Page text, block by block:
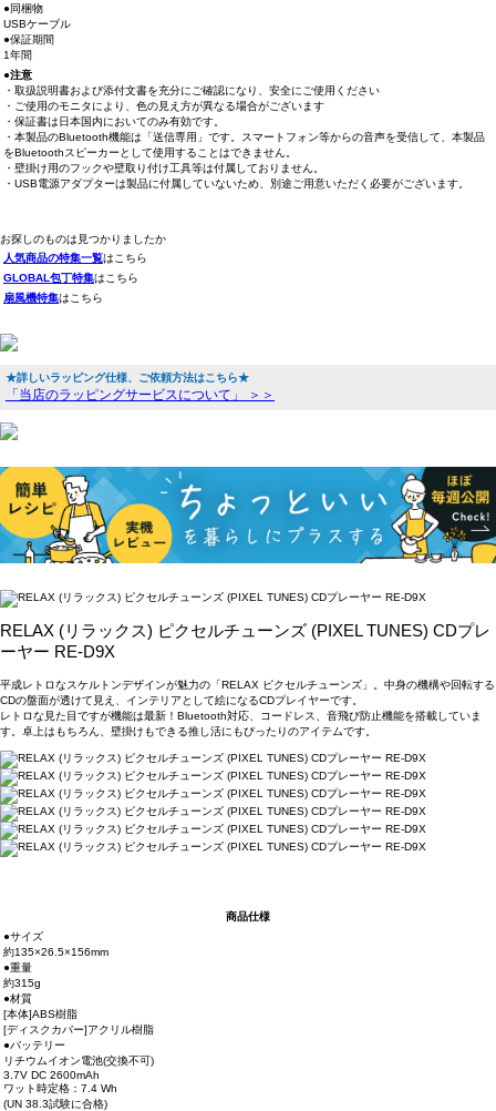
●同梱物
USBケーブル
●保証期間
1年間
●注意
・取扱説明書および添付文書を充分にご確認になり、安全にご使用ください
・ご使用のモニタにより、色の見え方が異なる場合がございます
・保証書は日本国内においてのみ有効です。
・本製品のBluetooth機能は「送信専用」です。スマートフォン等からの音声を受信して、本製品
をBluetoothスピーカーとして使用することはできません。
・壁掛け用のフックや壁取り付け工具等は付属しておりません。
・USB電源アダプターは製品に付属していないため、別途ご用意いただく必要がございます。
お探しのものは見つかりましたか
人気商品の特集一覧はこちら
GLOBAL包丁特集はこちら
扇風機特集はこちら
★詳しいラッピング仕様、ご依頼方法はこちら★
「当店のラッピングサービスについて」 ＞＞
RELAX (リラックス) ピクセルチューンズ (PIXEL TUNES) CDプレ
ーヤー RE-D9X
平成レトロなスケルトンデザインが魅力の「RELAX ピクセルチューンズ」。中身の機構や回転する
CDの盤面が透けて見え、インテリアとして絵になるCDプレイヤーです。
レトロな見た目ですが機能は最新！Bluetooth対応、コードレス、音飛び防止機能を搭載していま
す。卓上はもちろん、壁掛けもできる推し活にもぴったりのアイテムです。
商品仕様
●サイズ
約135×26.5×156mm
●重量
約315g
●材質
[本体]ABS樹脂
[ディスクカバー]アクリル樹脂
●バッテリー
リチウムイオン電池(交換不可)
3.7V DC 2600mAh
ワット時定格：7.4 Wh
(UN 38.3試験に合格)